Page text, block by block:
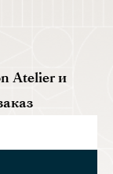
Atelier и